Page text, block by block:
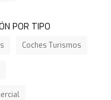
POR TIPO
Coches Turismos